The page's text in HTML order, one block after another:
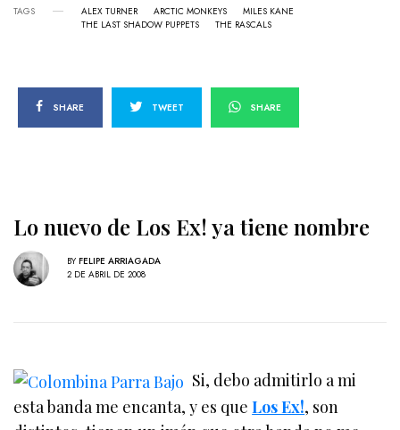
TAGS ALEX TURNER ARCTIC MONKEYS
MILES KANE
THE LAST SHADOW PUPPETS
THE RASCALS
SHARE TWEET SHARE
Lo nuevo de Los Ex! ya tiene nombre
BY FELIPE ARRIAGADA
2 DE ABRIL DE 2008
Si, debo admitirlo a mi
esta banda me encanta, y es queLos Ex!, son